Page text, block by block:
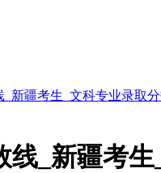
新疆考生_文科专业录取
_新疆考